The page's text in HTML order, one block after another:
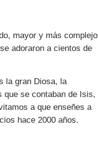
mayor y más complejo
adoraron a cientos de
la gran Diosa, la
que se contaban de Isis,
a que enseñes a
hace 2000 años.